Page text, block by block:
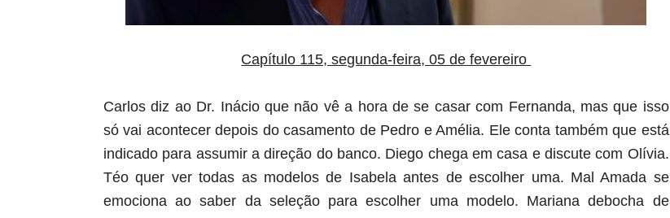
Capítulo 115, segunda-feira, 05 de fevereiro
Carlos diz ao Dr. Inácio que não vê a hora de se casar com Fernanda, mas que isso
só vai acontecer depois do casamento de Pedro e Amélia. Ele conta também que está
indicado para assumir a direção do banco. Diego chega em casa e discute com Olívia.
Téo quer ver todas as modelos de Isabela antes de escolher uma. Mal Amada se
emociona ao saber da seleção para escolher uma modelo. Mariana debocha de